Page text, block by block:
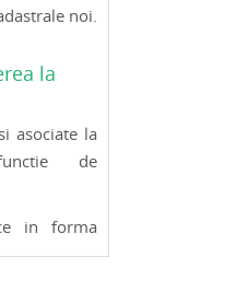
noi.
la
asociate la
de
in forma
de